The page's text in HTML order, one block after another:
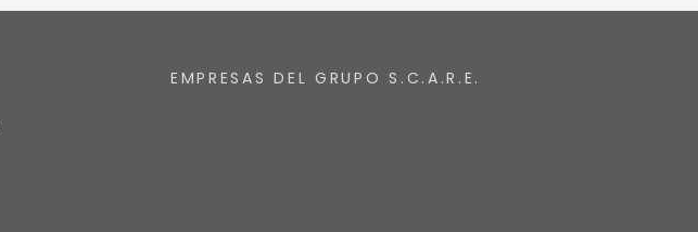
EMPRESAS DEL GRUPO S.C.A.R.E.